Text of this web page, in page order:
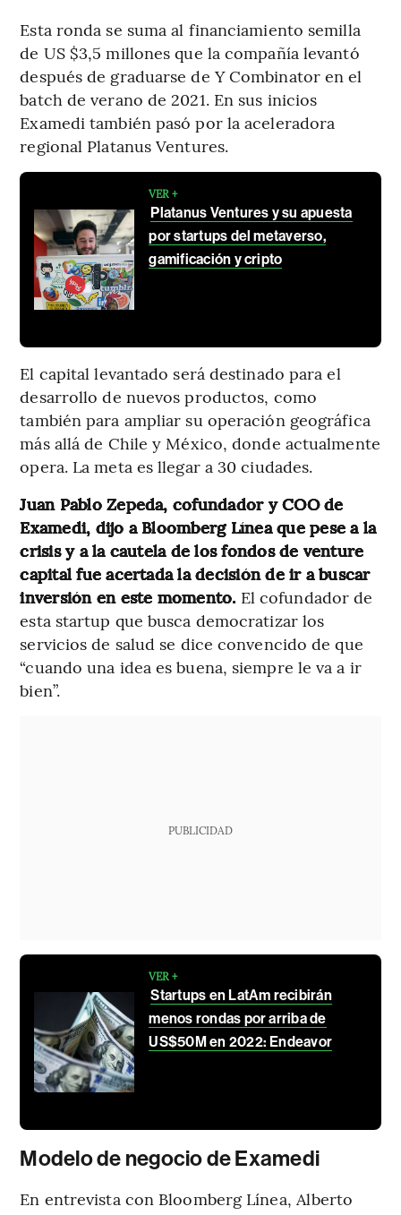
Esta ronda se suma al financiamiento semilla
de US $3,5 millones que la compañía levantó
después de graduarse de Y Combinator en el
batch de verano de 2021. En sus inicios
Examedi también pasó por la aceleradora
regional Platanus Ventures.
VER +
Platanus Ventures y su apuesta
por startups del metaverso,
gamificación y cripto
El capital levantado será destinado para el
desarrollo de nuevos productos, como
también para ampliar su operación geográfica
más allá de Chile y México, donde actualmente
opera. La meta es llegar a 30 ciudades.
Juan Pablo Zepeda, cofundador y COO de
Examedi, dijo a Bloomberg Línea que pese a la
crisis y a la cautela de los fondos de venture
capital fue acertada la decisión de ir a buscar
inversión en este momento. El cofundador de
esta startup que busca democratizar los
servicios de salud se dice convencido de que
“cuando una idea es buena, siempre le va a ir
bien”.
PUBLICIDAD
VER +
Startups en LatAm recibirán
menos rondas por arriba de
US$50M en 2022: Endeavor
Modelo de negocio de Examedi
En entrevista con Bloomberg Línea, Alberto